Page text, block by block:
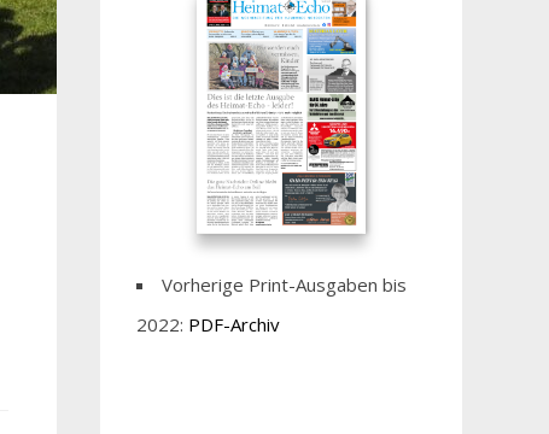
Vorherige Print-Ausgaben bis
2022: PDF-Archiv